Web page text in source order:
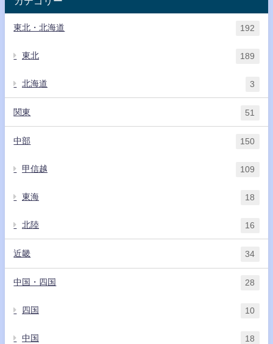
東北・北海道 192
東北 189
北海道 3
関東 51
中部 150
甲信越 109
東海 18
北陸 16
近畿 34
中国・四国 28
四国 10
中国 18